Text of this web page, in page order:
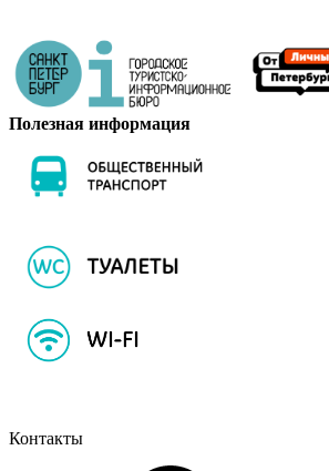
Полезная информация
Контакты